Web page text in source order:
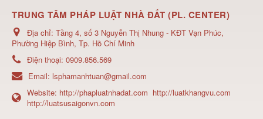
TRUNG TÂM PHÁP LUẬT NHÀ ĐẤT (PL. CENTER)
Địa chỉ: Tầng 4, số 3 Nguyễn Thị Nhung - KĐT Vạn Phúc,
Phường Hiệp Bình, Tp. Hồ Chí Minh
Điện thoại: 0909.856.569
Email: lsphamanhtuan@gmail.com
Website: http://phapluatnhadat.com http://luatkhangvu.com
http://luatsusaigonvn.com